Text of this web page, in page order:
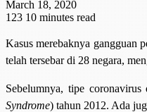
March 18, 2020
123 10 minutes read
Kasus merebaknya gangguan
telah tersebar di 28 negara,
Sebelumnya, tipe
Syndrome) tahun 2012. Ada